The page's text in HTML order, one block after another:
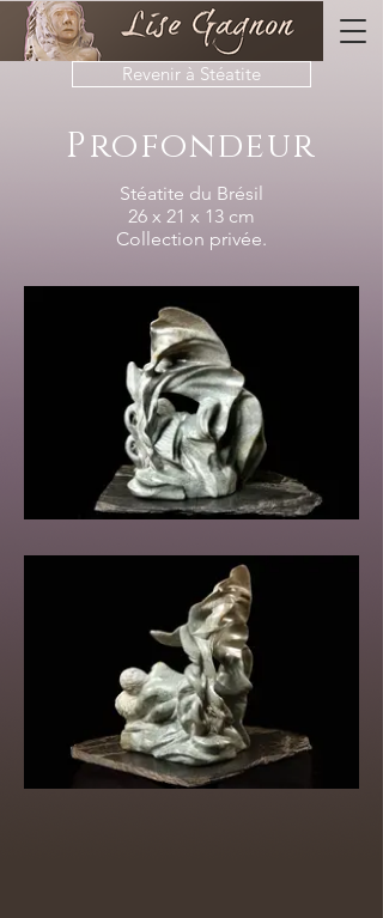
Revenir à Stéatite
Profondeur
Stéatite du Brésil
26 x 21 x 13 cm
Collection privée.